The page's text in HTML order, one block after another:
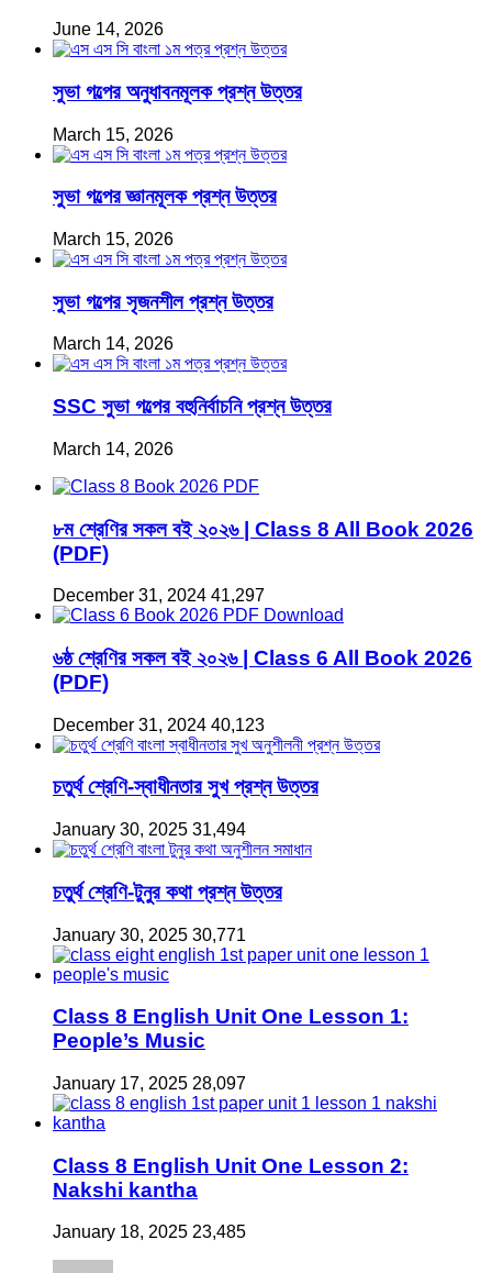
June 14, 2026
সুভা গল্পের অনুধাবনমূলক প্রশ্ন উত্তর
March 15, 2026
সুভা গল্পের জ্ঞানমূলক প্রশ্ন উত্তর
March 15, 2026
সুভা গল্পের সৃজনশীল প্রশ্ন উত্তর
March 14, 2026
SSC সুভা গল্পের বহুনির্বাচনি প্রশ্ন উত্তর
March 14, 2026
৮ম শ্রেণির সকল বই ২০২৬ | Class 8 All Book 2026
(PDF)
December 31, 2024 41,297
৬ষ্ঠ শ্রেণির সকল বই ২০২৬ | Class 6 All Book 2026
(PDF)
December 31, 2024 40,123
চতুর্থ শ্রেণি-স্বাধীনতার সুখ প্রশ্ন উত্তর
January 30, 2025 31,494
চতুর্থ শ্রেণি-টুনুর কথা প্রশ্ন উত্তর
January 30, 2025 30,771
Class 8 English Unit One Lesson 1:
People’s Music
January 17, 2025 28,097
Class 8 English Unit One Lesson 2:
Nakshi kantha
January 18, 2025 23,485